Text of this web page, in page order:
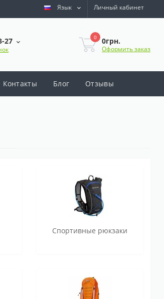
Язык Личный кабинет
27 0 0грн.
Оформить заказ
Контакты Блог Отзывы
Спортивные рюкзаки